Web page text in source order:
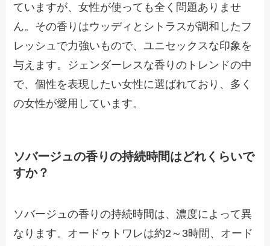
ていますが、女性が使っても全く問題ありませ
ん。その香りはウッディとシトラスが調和したフ
レッシュで力強いもので、ユニセックスな印象を
与えます。ジェンダーレスな香りのトレンドの中
で、個性を表現したい女性に選ばれており、多く
の女性が愛用しています。
ソバージュの香りの持続時間はどれくらいで
すか？
ソバージュの香りの持続時間は、濃度によって異
なります。オードゥトワレは約2～3時間、オード